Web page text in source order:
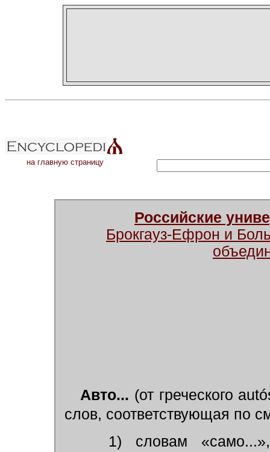
на главную страницу
Российские
Брокгауз-Ефрон и
Авто... (от греческого autó
слов, соответствующая по
1) словам «само...»,